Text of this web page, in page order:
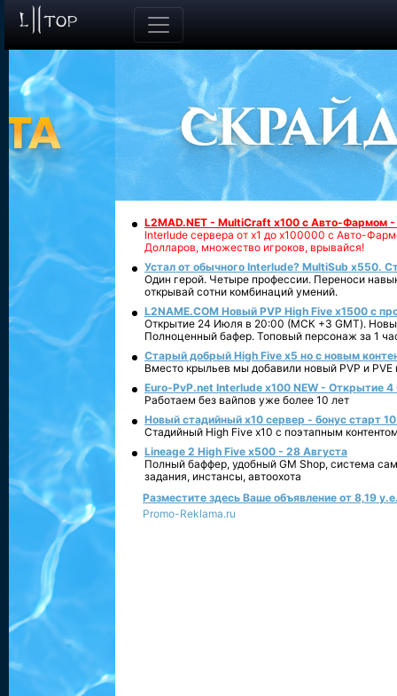
L2MAD.NET - MultiCraft x100 с Авто-Фармом
Interlude сервера от х1 до х100000 с Авто-
Долларов, множество игроков, врывайся!
Устал от обычного Interlude? MultiSub x550.
Один герой. Четыре профессии. Переноси
открывай сотни комбинаций умений.
L2NAME.COM Новый PVP High Five x1500 с
Открытие 24 Июля в 20:00 (МСК +3 GMT).
Полноценный бафер. Топовый персонаж за 1
Старый добрый High Five x5 но с новым
Вместо крыльев мы добавили новый PVP и PVE
Euro-PvP.net Interlude х100 NEW - Открытие 4
Работаем без вайпов уже более 10 лет
Новый стадийный х10 сервер - бонус старт
Стадийный High Five x10 с поэтапным
Lineage 2 High Five x500 - 28 Августа
Полный баффер, удобный GM Shop, система
задания, инстансы, автоохота
Разместите здесь Ваше объявление от 8,19
Promo-Reklama.ru